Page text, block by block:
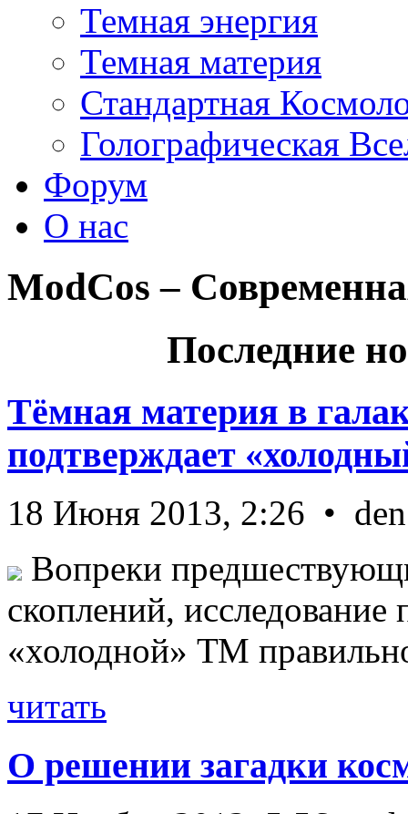
Темная энергия
Темная материя
Стандартная
Голографическая
Форум
О нас
ModCos –
Последние
Тёмная материя в
подтверждает
18 Июня 2013, 2:26 • den
Вопреки
скоплений, исследование
«холодной» ТМ
читать
О решении загадки